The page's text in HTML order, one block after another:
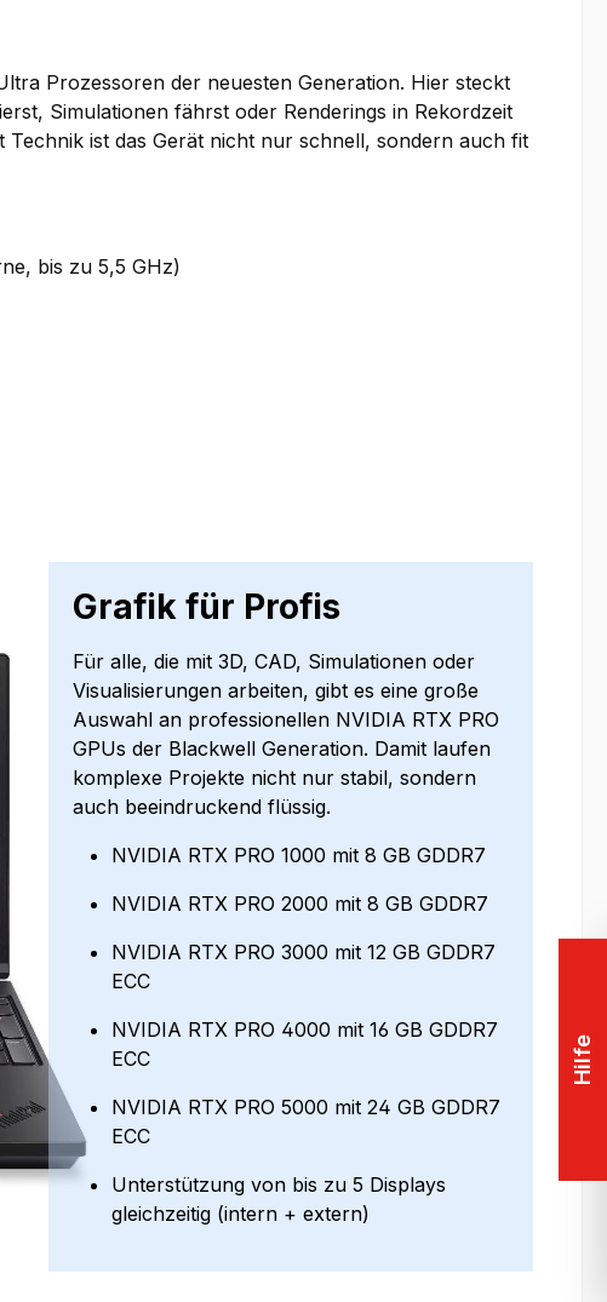
Prozessoren der neuesten Generation. Hier steckt
Simulationen fährst oder Renderings in Rekordzeit
ist das Gerät nicht nur schnell, sondern auch fit
bis zu 5,5 GHz)
Grafik für Profis
Für alle, die mit 3D, CAD, Simulationen oder
Visualisierungen arbeiten, gibt es eine große
Auswahl an professionellen NVIDIA RTX PRO
GPUs der Blackwell Generation. Damit laufen
komplexe Projekte nicht nur stabil, sondern
auch beeindruckend flüssig.
NVIDIA RTX PRO 1000 mit 8 GB GDDR7
NVIDIA RTX PRO 2000 mit 8 GB GDDR7
NVIDIA RTX PRO 3000 mit 12 GB GDDR7
ECC
NVIDIA RTX PRO 4000 mit 16 GB GDDR7
ECC
NVIDIA RTX PRO 5000 mit 24 GB GDDR7
ECC
Unterstützung von bis zu 5 Displays
gleichzeitig (intern + extern)
Hilfe